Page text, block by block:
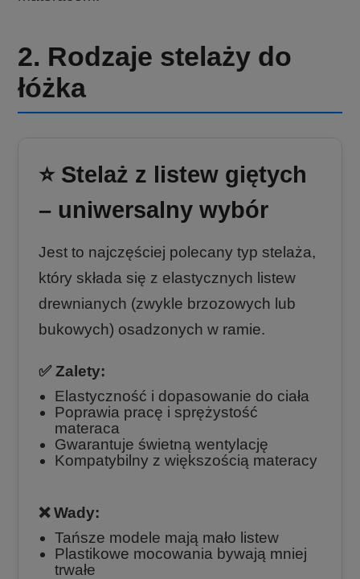
2. Rodzaje stelaży do
łóżka
⭐ Stelaż z listew giętych
– uniwersalny wybór
Jest to najczęściej polecany typ stelaża,
który składa się z elastycznych listew
drewnianych (zwykle brzozowych lub
bukowych) osadzonych w ramie.
✅ Zalety:
Elastyczność i dopasowanie do ciała
Poprawia pracę i sprężystość
materaca
Gwarantuje świetną wentylację
Kompatybilny z większością materacy
❌ Wady:
Tańsze modele mają mało listew
Plastikowe mocowania bywają mniej
trwałe